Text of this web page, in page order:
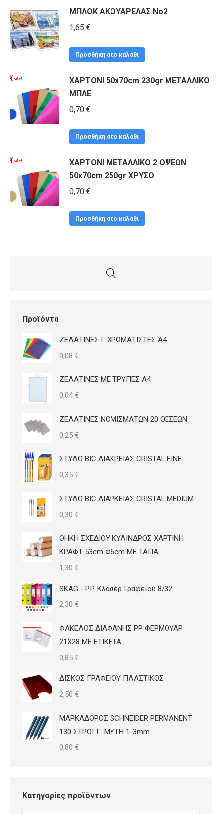
ΜΠΛΟΚ ΑΚΟΥΑΡΕΛΑΣ Νο2
1,65 €
Προσθήκη στο καλάθι
ΧΑΡΤΟΝΙ 50x70cm 230gr ΜΕΤΑΛΛΙΚΟ
ΜΠΛΕ
0,70 €
Προσθήκη στο καλάθι
ΧΑΡΤΟΝΙ ΜΕΤΑΛΛΙΚΟ 2 ΟΨΕΩΝ
50x70cm 250gr ΧΡΥΣΟ
0,70 €
Προσθήκη στο καλάθι
Προϊόντα
ΖΕΛΑΤΙΝΕΣ Γ ΧΡΩΜΑΤΙΣΤΕΣ Α4
0,08 €
ΖΕΛΑΤΙΝΕΣ ΜΕ ΤΡΥΠΕΣ Α4
0,04€
ΖΕΛΑΤΙΝΕΣ ΝΟΜΙΣΜΑΤΩΝ 20 ΘΕΣΕΩΝ
0,25 €
ΣΤΥΛΟ BIC ΔΙΑΚΡΕΙΑΣ CRISTAL FINE
0,35 €
ΣΤΥΛΟ BIC ΔΙΑΡΚΕΙΑΣ CRISTAL MEDIUM
0,30 €
ΘΗΚΗ ΣΧΕΔΙΟΥ ΚΥΛΙΝΔΡΟΣ ΧΑΡΤΙΝΗ
ΚΡΑΦΤ 53cm Φ6cm ΜΕ ΤΑΠΑ
1,30 €
SKAG - P.P. Κλασέρ Γραφείου 8/32
2,30 €
ΦΑΚΕΛΟΣ ΔΙΑΦΑΝΗΣ PP ΦΕΡΜΟΥΑΡ
21Χ28 ΜΕ ΕΤΙΚΕΤΑ
0,85 €
ΔΙΣΚΟΣ ΓΡΑΦΕΙΟΥ ΠΛΑΣΤΙΚΟΣ
2,50 €
ΜΑΡΚΑΔΟΡΟΣ SCHNEIDER PERMANENT
130 ΣΤΡΟΓΓ. ΜΥΤΗ 1-3mm
0,80 €
Κατηγορίες προϊόντων